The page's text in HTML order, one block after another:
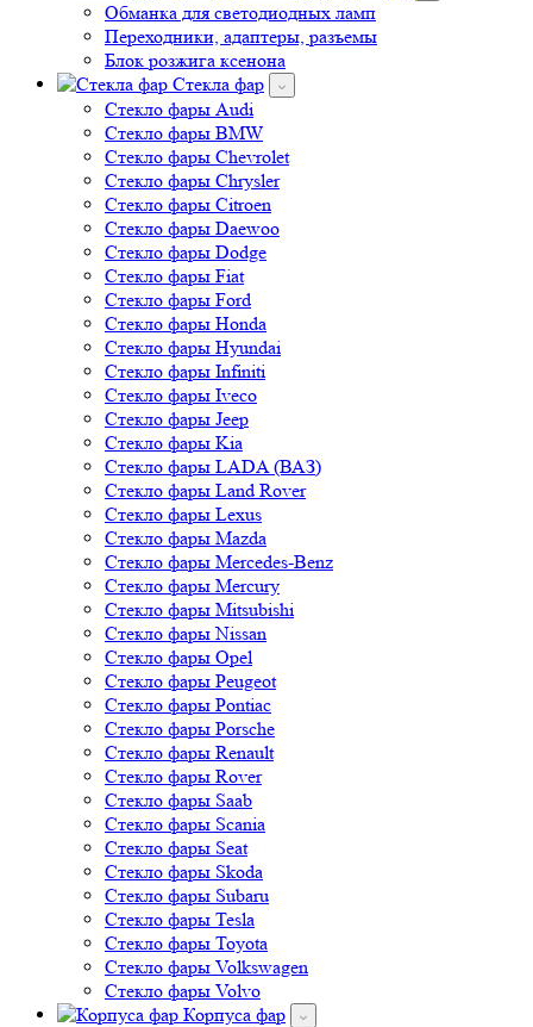
Обманка для светодиодных ламп
Переходники, адаптеры, разъемы
Блок розжига ксенона
Стекла фар
Стекло фары Audi
Стекло фары BMW
Стекло фары Chevrolet
Стекло фары Chrysler
Стекло фары Citroen
Стекло фары Daewoo
Стекло фары Dodge
Стекло фары Fiat
Стекло фары Ford
Стекло фары Honda
Стекло фары Hyundai
Стекло фары Infiniti
Стекло фары Iveco
Стекло фары Jeep
Стекло фары Kia
Стекло фары LADA (ВАЗ)
Стекло фары Land Rover
Стекло фары Lexus
Стекло фары Mazda
Стекло фары Mercedes-Benz
Стекло фары Mercury
Стекло фары Mitsubishi
Стекло фары Nissan
Стекло фары Opel
Стекло фары Peugeot
Стекло фары Pontiac
Стекло фары Porsche
Стекло фары Renault
Стекло фары Rover
Стекло фары Saab
Стекло фары Scania
Стекло фары Seat
Стекло фары Skoda
Стекло фары Subaru
Стекло фары Tesla
Стекло фары Toyota
Стекло фары Volkswagen
Стекло фары Volvo
Корпуса фар